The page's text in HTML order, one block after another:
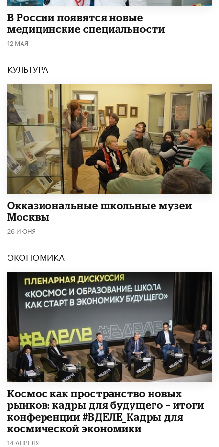
В России появятся новые
медицинские специальности
12 МАЯ
КУЛЬТУРА
​Окказиональные школьные музеи
Москвы
26 ИЮНЯ
ЭКОНОМИКА
Космос как пространство новых
рынков: кадры для будущего – итоги
конференции #ВДЕЛЕ_Кадры для
космической экономики
14 АПРЕЛЯ